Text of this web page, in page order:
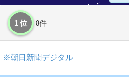
1 位 8件
※朝日新聞デジタル